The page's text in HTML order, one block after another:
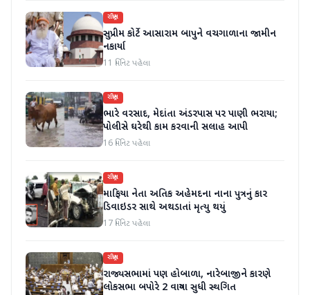
રાષ્ટ્રીય
સુપ્રીમ કોર્ટે આસારામ બાપુને વચગાળાના જામીન
નકાર્યા
11 મિનિટ પહેલા
રાષ્ટ્રીય
ભારે વરસાદ, મેદાંતા અંડરપાસ પર પાણી ભરાયા;
પોલીસે ઘરેથી કામ કરવાની સલાહ આપી
16 મિનિટ પહેલા
રાષ્ટ્રીય
માફિયા નેતા અતિક અહેમદના નાના પુત્રનું કાર
ડિવાઇડર સાથે અથડાતાં મૃત્યુ થયું
17 મિનિટ પહેલા
રાષ્ટ્રીય
રાજ્યસભામાં પણ હોબાળા, નારેબાજીને કારણે
લોકસભા બપોરે 2 વાગ્યા સુધી સ્થગિત